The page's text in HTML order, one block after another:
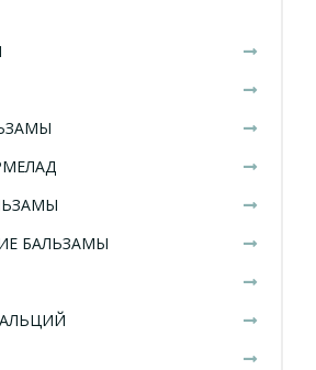
БАЛЬЗАМЫ